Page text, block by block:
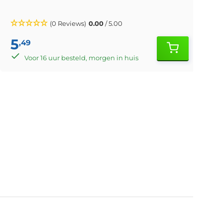
(0 Reviews) 0.00/ 5.00
5,49
Voor 16 uur besteld, morgen in huis